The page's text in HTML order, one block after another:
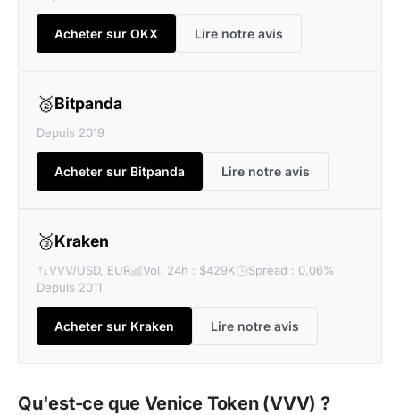
Acheter sur OKX Lire notre avis
🥈Bitpanda
Depuis 2019
Acheter sur Bitpanda Lire notre avis
🥉Kraken
VVV/USD, EUR Vol. 24h : $429K
Spread : 0,06%
Depuis 2011
Acheter sur Kraken Lire notre avis
Qu'est-ce que Venice Token (VVV) ?